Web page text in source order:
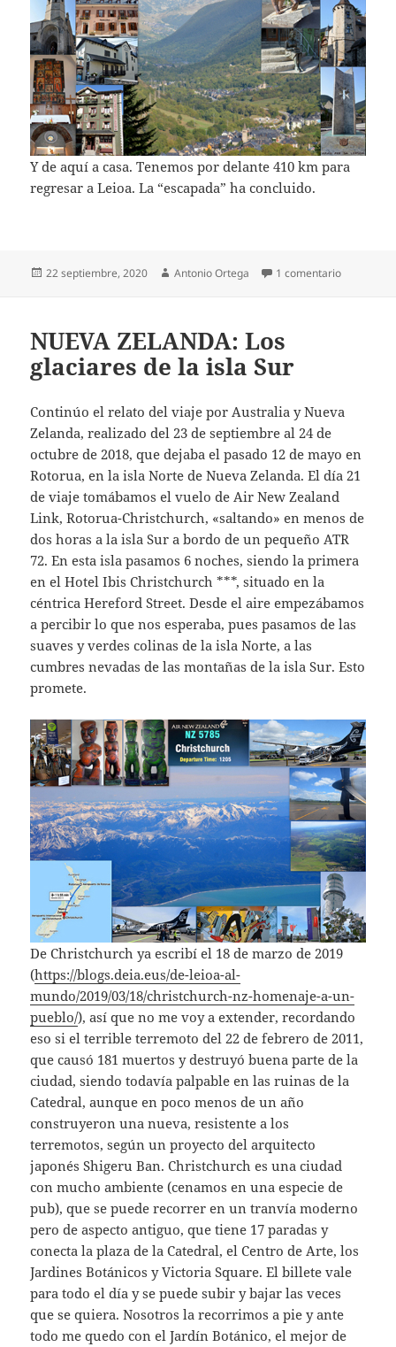
Y de aquí a casa. Tenemos por delante 410 km para
regresar a Leioa. La “escapada” ha concluido.
Publicado
22 septiembre, 2020 Autor
Antonio Ortega 1 comentarioen Por el
NUEVA ZELANDA: Los
glaciares de la isla Sur
Continúo el relato del viaje por Australia y Nueva
Zelanda, realizado del 23 de septiembre al 24 de
octubre de 2018, que dejaba el pasado 12 de mayo en
Rotorua, en la isla Norte de Nueva Zelanda. El día 21
de viaje tomábamos el vuelo de Air New Zealand
Link, Rotorua-Christchurch, «saltando» en menos de
dos horas a la isla Sur a bordo de un pequeño ATR
72. En esta isla pasamos 6 noches, siendo la primera
en el Hotel Ibis Christchurch ***, situado en la
céntrica Hereford Street. Desde el aire empezábamos
a percibir lo que nos esperaba, pues pasamos de las
suaves y verdes colinas de la isla Norte, a las
cumbres nevadas de las montañas de la isla Sur. Esto
promete.
De Christchurch ya escribí el 18 de marzo de 2019
(https://blogs.deia.eus/de-leioa-al-
mundo/2019/03/18/christchurch-nz-homenaje-a-un-
pueblo/), así que no me voy a extender, recordando
eso si el terrible terremoto del 22 de febrero de 2011,
que causó 181 muertos y destruyó buena parte de la
ciudad, siendo todavía palpable en las ruinas de la
Catedral, aunque en poco menos de un año
construyeron una nueva, resistente a los
terremotos, según un proyecto del arquitecto
japonés Shigeru Ban. Christchurch es una ciudad
con mucho ambiente (cenamos en una especie de
pub), que se puede recorrer en un tranvía moderno
pero de aspecto antiguo, que tiene 17 paradas y
conecta la plaza de la Catedral, el Centro de Arte, los
Jardines Botánicos y Victoria Square. El billete vale
para todo el día y se puede subir y bajar las veces
que se quiera. Nosotros la recorrimos a pie y ante
todo me quedo con el Jardín Botánico, el mejor de